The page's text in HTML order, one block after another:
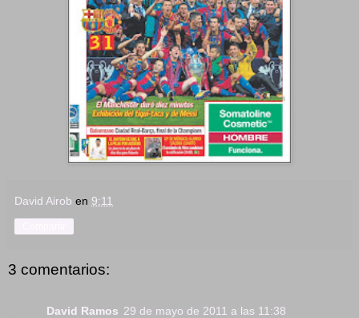
David Airob en 9:11
3 comentarios:
David Ramos 29 de mayo de 2011 a las 11:38